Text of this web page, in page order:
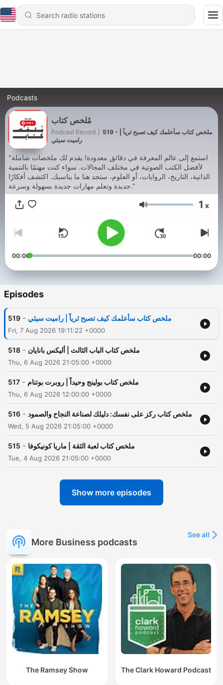
Podcasts
مُلخص كتاب
Podcast Record
519 - ملخص كتاب سأعلمك كيف تصبح ثرياً |
راميت سيثي
"استمع إلى عالم المعرفة في دقائق معدودة! يقدم لك ملخصات شاملة
لأفضل الكتب الصوتية في مختلف المجالات. سواء كنت مهتمًا بالتنمية
الذاتية، التاريخ، الروايات، أو العلوم، ستجد هنا ما يناسبك. اكتشف أفكارًا
جديدة وتعلم مهارات جديدة بسهولة وسرعة."
Volume 1 x
00:00 00:00
Episodes
519 - ملخص كتاب سأعلمك كيف تصبح ثرياً | راميت سيثي
Fri, 7 Aug 2026 19:11:22 +0000
518 - ملخص كتاب الباب الثالث | أليكس بانايان
Thu, 6 Aug 2026 21:05:00 +0000
517 - ملخص كتاب بولينج وحيداً | روبرت بوتنام
Thu, 6 Aug 2026 12:00:00 +0000
516 - ملخص كتاب ركز على نفسك: دليلك لصناعة النجاح والصمود
Wed, 5 Aug 2026 21:05:00 +0000
515 - ملخص كتاب لعبة الثقة | ماريا كونيكوفا
Tue, 4 Aug 2026 21:05:00 +0000
Show more episodes
More Business podcasts
See all
The Ramsey Show The Clark Howard Podcast